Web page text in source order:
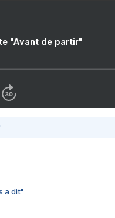
"Avant de partir"
a dit"